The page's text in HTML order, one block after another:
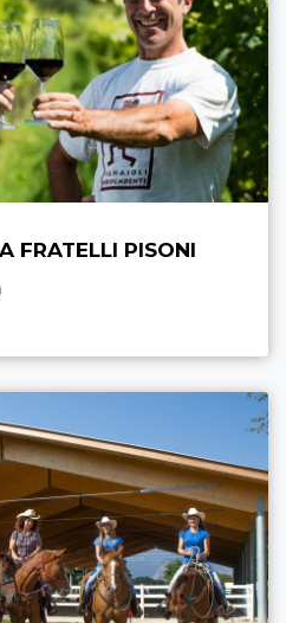
FRATELLI PISONI